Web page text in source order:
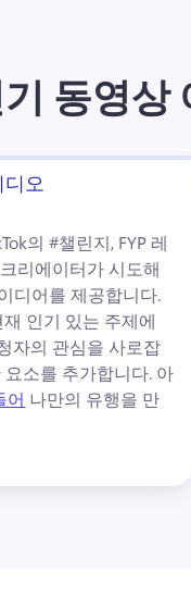
동영상
오
의 #챌린지, FYP 레
리에이터가 시도해
인기 있는 주제에
자의 관심을 사로잡
소를 추가합니다. 아
어 나만의 유행을 만